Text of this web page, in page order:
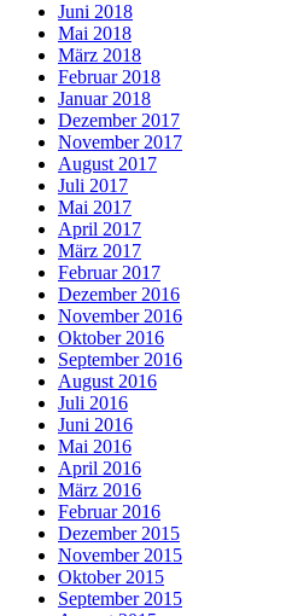
Juni 2018
Mai 2018
März 2018
Februar 2018
Januar 2018
Dezember 2017
November 2017
August 2017
Juli 2017
Mai 2017
April 2017
März 2017
Februar 2017
Dezember 2016
November 2016
Oktober 2016
September 2016
August 2016
Juli 2016
Juni 2016
Mai 2016
April 2016
März 2016
Februar 2016
Dezember 2015
November 2015
Oktober 2015
September 2015